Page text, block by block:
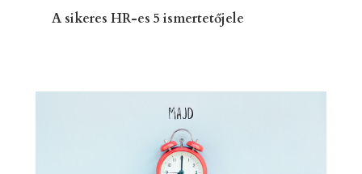
A sikeres HR-es 5 ismertetőjele